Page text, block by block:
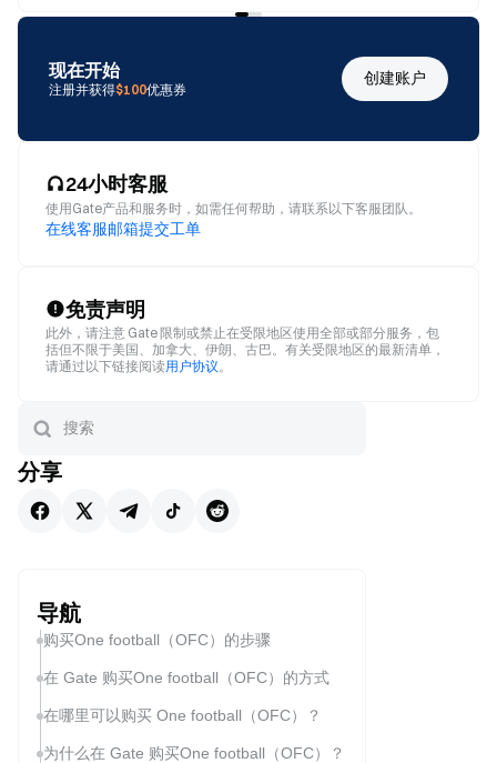
现在开始
注册并获得$100优惠券
创建账户
24小时客服
使用Gate产品和服务时，如需任何帮助，请联系以下客服团队。
在线客服邮箱提交工单
免责声明
此外，请注意 Gate 限制或禁止在受限地区使用全部或部分服务，包
括但不限于美国、加拿大、伊朗、古巴。有关受限地区的最新清单，
请通过以下链接阅读用户协议 。
分享
导航
购买One football（OFC）的步骤
在 Gate 购买One football（OFC）的方式
在哪里可以购买 One football（OFC）？
为什么在 Gate 购买One football（OFC）？